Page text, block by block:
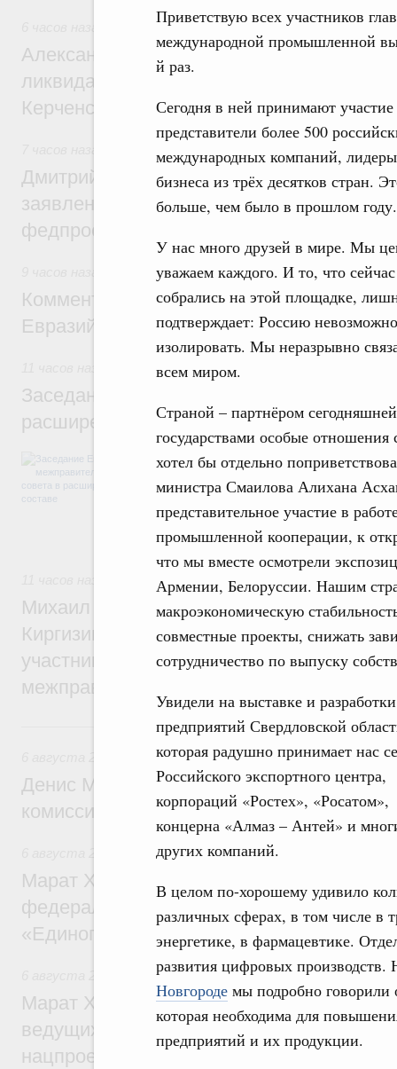
Приветствую всех участников
международной промышленной
й раз.
Сегодня в ней принимают участие
представители более 500
международных компаний, лидеры
бизнеса из трёх десятков стран.
больше, чем было в прошлом году.
У нас много друзей в мире. Мы
уважаем каждого. И то, что
собрались на этой площадке,
подтверждает: Россию невозможно
изолировать. Мы неразрывно
всем миром.
Страной – партнёром
государствами особые отношения
хотел бы отдельно
министра Смаилова Алихана
представительное участие в
промышленной кооперации, к
что мы вместе осмотрели
Армении, Белоруссии. Нашим
макроэкономическую
совместные проекты, снижать
сотрудничество по выпуску
Увидели на выставке и разработки
предприятий Свердловской
которая радушно принимает нас
Российского экспортного центра,
корпораций «Ростех», «Росатом»,
концерна «Алмаз – Антей» и
других компаний.
В целом по-хорошему удивило
различных сферах, в том числе в
энергетике, в фармацевтике.
развития цифровых производств.
Новгороде мы подробно говорили
которая необходима для
предприятий и их продукции.
Чрезвычайные ситуации и ликвидация их
Александр Козлов провёл заседание
ликвидации последствий чрезвычайной
Керченском проливе
Среднее профессиональное образование
Дмитрий Чернышенко: Установлен
заявлений от абитуриентов колледжей и
федпроекта «Профессионалитет»
Евразийский экономический союз.
Комментарий Алексея Оверчука по
Евразийского межправительственного
Евразийский экономический союз.
Заседание Евразийского
расширенном составе
В повестке заседания актуальные
числе совершенствование кооперации в
регулирования и администрирования,
обеспечение продовольственной
железнодорожных перевозок,
рынка.
Евразийский экономический союз.
Михаил Мишустин принял участие во
Киргизии Садыра Жапарова с главами
участников заседания Евразийского
межправительственного совета
Вчера
Общие вопросы промышленной политики
Денис Мантуров провёл заседание
комиссии по промышленности
Регулирование в сфере строительства
Марат Хуснуллин: Более 130
федерального значения построено под
«Единого заказчика»
Национальный проект «Инфраструктура
Марат Хуснуллин: Порядка 200
ведущих к спортивным объектам,
нацпроекту «Инфраструктура для